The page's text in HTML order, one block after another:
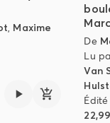
, Maxime
De
Lu
Van